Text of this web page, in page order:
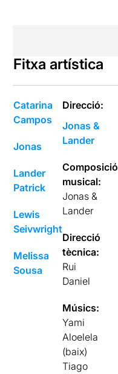
Fitxa artística
Catarina
Campos
Jonas
Lander
Patrick
Lewis
Seivwright
Melissa
Sousa
Direcció:
Jonas &
Lander
Composició
musical:
Jonas &
Lander
Direcció
tècnica:
Rui
Daniel
Músics:
Yami
Aloelela
(baix)
Tiago